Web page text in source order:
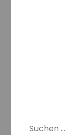
Suchen